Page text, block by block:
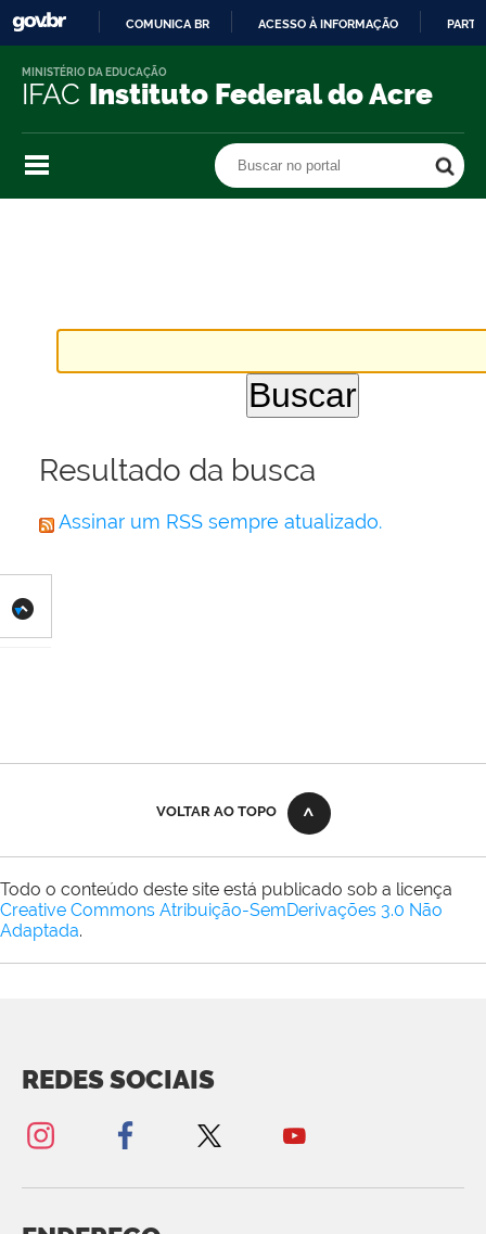
O
COMUNICA BR ACESSO À INFORMAÇÃO
IFAC Instituto Federal do Acre
MINISTÉRIO DA EDUCAÇÃO
Buscar no portal
Resultado da busca
Assinar um RSS sempre atualizado.
VOLTAR AO TOPO
Todo o conteúdo deste site está publicado sob a licença
Creative Commons Atribuição-SemDerivações 3.0 Não
Adaptada.
REDES SOCIAIS